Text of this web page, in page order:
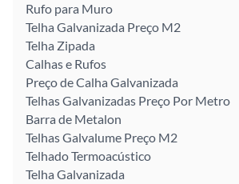
Rufo para Muro
Telha Galvanizada Preço M2
Telha Zipada
Calhas e Rufos
Preço de Calha Galvanizada
Telhas Galvanizadas Preço Por Metro
Barra de Metalon
Telhas Galvalume Preço M2
Telhado Termoacústico
Telha Galvanizada